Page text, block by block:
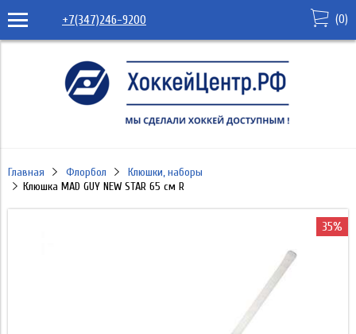
+7(347)246-9200 (0)
Главная Флорбол
Клюшки, наборы
Клюшка MAD GUY NEW STAR 65 см R
35%